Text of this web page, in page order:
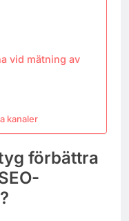
vid mätning av
kanaler
förbättra